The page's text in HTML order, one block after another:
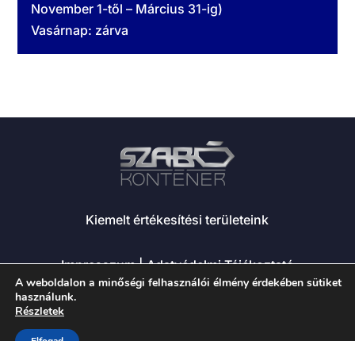
November 1-től – Március 31-ig)
Vasárnap: zárva
Kiemelt értékesítési területeink
Impresszum|Adatvédelmi Tájékoztató
A weboldalon a minőségi felhasználói élmény érdekében sütiket
használunk.
Részletek